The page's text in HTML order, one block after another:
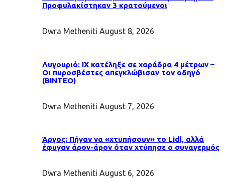
Προφυλακίστηκαν 3 κρατούμενοι
Dwra Metheniti August 8, 2026
Λυγουριό: ΙΧ κατέληξε σε χαράδρα 4 μέτρων –
Οι πυροσβέστες απεγκλώβισαν τον οδηγό
(ΒΙΝΤΕΟ)
Dwra Metheniti August 7, 2026
Άργος: Πήγαν να «χτυπήσουν» το Lidl, αλλά
έφυγαν άρον-άρον όταν χτύπησε ο συναγερμός
Dwra Metheniti August 6, 2026